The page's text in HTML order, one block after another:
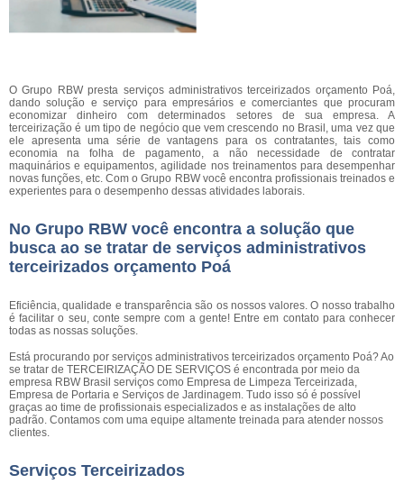
O Grupo RBW presta serviços administrativos terceirizados orçamento Poá,
dando solução e serviço para empresários e comerciantes que procuram
economizar dinheiro com determinados setores de sua empresa. A
terceirização é um tipo de negócio que vem crescendo no Brasil, uma vez que
ele apresenta uma série de vantagens para os contratantes, tais como
economia na folha de pagamento, a não necessidade de contratar
maquinários e equipamentos, agilidade nos treinamentos para desempenhar
novas funções, etc. Com o Grupo RBW você encontra profissionais treinados e
experientes para o desempenho dessas atividades laborais.
No Grupo RBW você encontra a solução que
busca ao se tratar de serviços administrativos
terceirizados orçamento Poá
Eficiência, qualidade e transparência são os nossos valores. O nosso trabalho
é facilitar o seu, conte sempre com a gente! Entre em contato para conhecer
todas as nossas soluções.
Está procurando por serviços administrativos terceirizados orçamento Poá? Ao
se tratar de TERCEIRIZAÇÃO DE SERVIÇOS é encontrada por meio da
empresa RBW Brasil serviços como Empresa de Limpeza Terceirizada,
Empresa de Portaria e Serviços de Jardinagem. Tudo isso só é possível
graças ao time de profissionais especializados e as instalações de alto
padrão. Contamos com uma equipe altamente treinada para atender nossos
clientes.
Serviços Terceirizados